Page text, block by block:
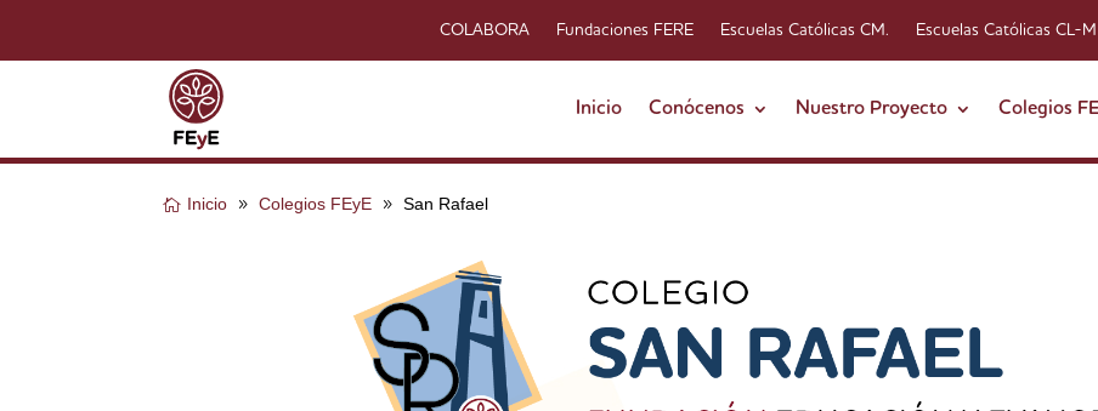
COLABORA Fundaciones FERE Escuelas Católicas CM. Escuelas Católicas CL-M
Inicio Conócenos Nuestro Proyecto Colegios
Inicio Colegios FEyE San Rafael